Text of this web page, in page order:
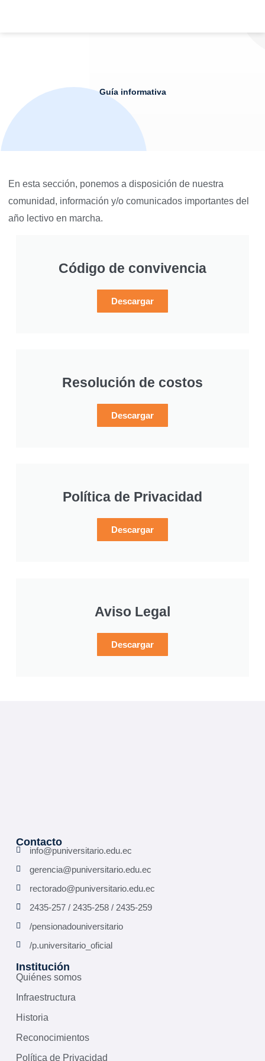
Guía informativa
En esta sección, ponemos a disposición de nuestra
comunidad, información y/o comunicados importantes del
año lectivo en marcha.
Código de convivencia
Descargar
Resolución de costos
Descargar
Política de Privacidad
Descargar
Aviso Legal
Descargar
Contacto
info@puniversitario.edu.ec
gerencia@puniversitario.edu.ec
rectorado@puniversitario.edu.ec
2435-257 / 2435-258 / 2435-259
/pensionadouniversitario
/p.universitario_oficial
Institución
Quiénes somos
Infraestructura
Historia
Reconocimientos
Política de Privacidad